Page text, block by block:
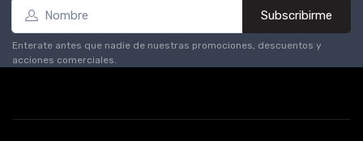
Subscribirme
Enterate antes que nadie de nuestras promociones, descuentos y
acciones comerciales.